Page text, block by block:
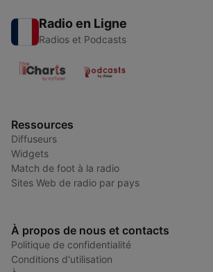
Radio en Ligne
Radios et Podcasts
Ressources
Diffuseurs
Widgets
Match de foot à la radio
Sites Web de radio par pays
À propos de nous et contacts
Politique de confidentialité
Conditions d'utilisation